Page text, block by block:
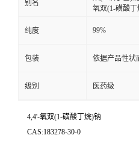
别名
氧双(1-磺酸
纯度 99%
包装 依据产品性状
级别 医药级
4,4'-氧双(1-磺酸丁烷)钠
CAS:183278-30-0